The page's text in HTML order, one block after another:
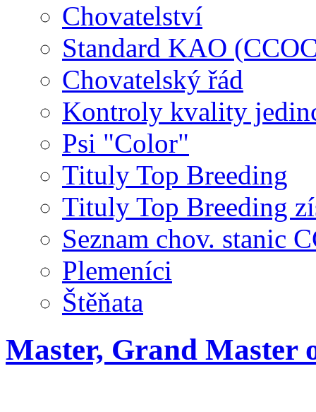
Chovatelství
Standard KAO
Chovatelský řád
Kontroly kvality
Psi "Color"
Tituly Top Breeding
Tituly Top Breeding
Seznam chov. stanic
Plemeníci
Štěňata
Master, Grand Master